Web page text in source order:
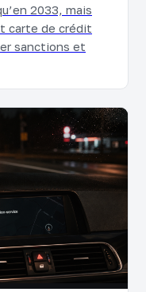
2033, mais
carte de crédit
sanctions et